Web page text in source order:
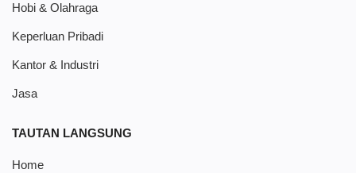
Hobi & Olahraga
Keperluan Pribadi
Kantor & Industri
Jasa
TAUTAN LANGSUNG
Home